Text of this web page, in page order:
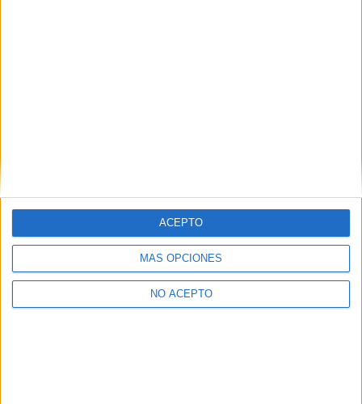
MÁS OPCIONES
NO ACEPTO
ACEPTO
Estudios nombrados en este post
Estudiar ADE - Administración y Dirección de Empresas